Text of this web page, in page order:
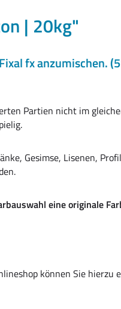
| 20kg"
fx anzumischen.
Partien nicht im
Gesimse, Lisenen,
eine originale
können Sie hierzu